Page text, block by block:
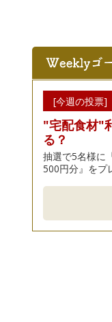
[今週の投票]
"宅配食材"
る？
抽選で5名様に
500円分』をプ